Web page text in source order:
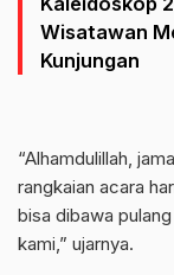
Wisatawan
Kunjungan
“Alhamdulillah,
rangkaian acara
bisa dibawa
kami,” ujarnya.